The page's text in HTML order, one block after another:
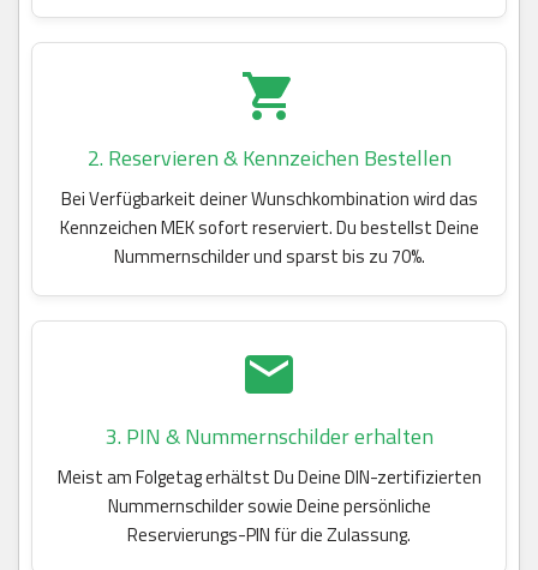
2. Reservieren & Kennzeichen Bestellen
Bei Verfügbarkeit deiner Wunschkombination wird das
Kennzeichen MEK sofort reserviert. Du bestellst Deine
Nummernschilder und sparst bis zu 70%.
3. PIN & Nummernschilder erhalten
Meist am Folgetag erhältst Du Deine DIN-zertifizierten
Nummernschilder sowie Deine persönliche
Reservierungs-PIN für die Zulassung.